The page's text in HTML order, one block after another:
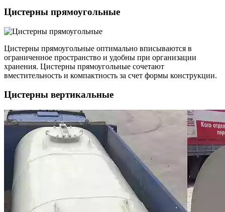
Цистерны прямоугольные
Цистерны прямоугольные оптимально вписываются в
ограниченное пространство и удобны при организации
хранения. Цистерны прямоугольные сочетают
вместительность и компактность за счет формы конструкции.
Цистерны вертикальные